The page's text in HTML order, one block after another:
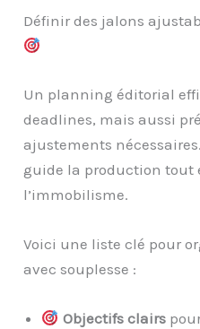
Définir des jalons
Un planning éditorial
deadlines, mais aussi
ajustements
guide la production tout
l’immobilisme.
Voici une liste clé pour
avec souplesse :
Objectifs clairs